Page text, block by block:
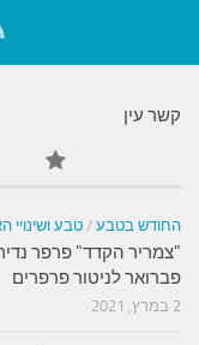
קשר עין
החודש בטבע / טבע ושינויי
"צמריר הקדד" פרפר
פברואר לניטור פרפרים
2 במרץ, 2021